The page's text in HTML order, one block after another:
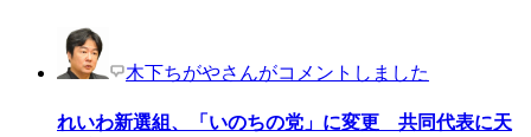
木下ちがやさんがコメントしました
れいわ新選組、「いのちの党」に変更 共同代表に天